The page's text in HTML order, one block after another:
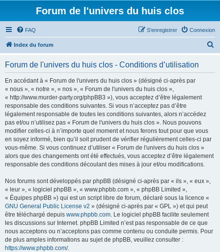
Forum de l'univers du huis clos
FAQ Connexion
S’enregistrer
Index du forum
Forum de l'univers du huis clos - Conditions d’utilisation
En accédant à « Forum de l'univers du huis clos » (désigné ci-après par
« nous », « notre », « nos », « Forum de l'univers du huis clos »,
« http://www.murder-party.org/phpBB3 »), vous acceptez d’être légalement
responsable des conditions suivantes. Si vous n’acceptez pas d’être
légalement responsable de toutes les conditions suivantes, alors n’accédez
pas et/ou n’utilisez pas « Forum de l'univers du huis clos ». Nous pouvons
modifier celles-ci à n’importe quel moment et nous ferons tout pour que vous
en soyez informé, bien qu’il soit prudent de vérifier régulièrement celles-ci par
vous-même. Si vous continuez d’utiliser « Forum de l'univers du huis clos »
alors que des changements ont été effectués, vous acceptez d’être légalement
responsable des conditions découlant des mises à jour et/ou modifications.
Nos forums sont développés par phpBB (désigné ci-après par « ils », « eux »,
« leur », « logiciel phpBB », « www.phpbb.com », « phpBB Limited »,
« Équipes phpBB ») qui est un script libre de forum, déclaré sous la licence «
GNU General Public License v2 » (désigné ci-après par « GPL ») et qui peut
être téléchargé depuis www.phpbb.com. Le logiciel phpBB facilite seulement
les discussions sur Internet. phpBB Limited n’est pas responsable de ce que
nous acceptons ou n’acceptons pas comme contenu ou conduite permis. Pour
de plus amples informations au sujet de phpBB, veuillez consulter :
https://www.phpbb.com/.